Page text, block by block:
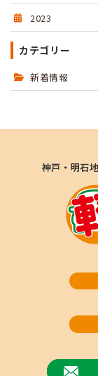
2023
カテゴリー
新着情報
神戸・明石